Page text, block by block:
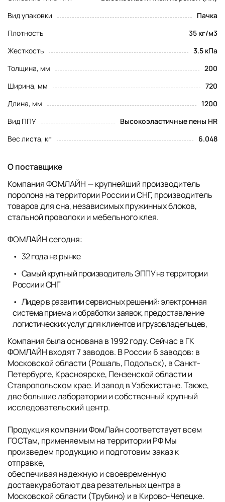
Вид упаковки
Пачка
Плотность
35 кг/м3
Жесткость
3.5 кПа
Толщина, мм
200
Ширина, мм
720
Длина, мм
1200
Вид ППУ
Высокоэластичные пены HR
Вес листа, кг
6.048
О поставщике
Компания ФОМЛАЙН — крупнейший производитель
поролона на территории России и СНГ, производитель
товаров для сна, независимых пружинных блоков,
стальной проволоки и мебельного клея.
ФОМЛАЙН сегодня:
32 года на рынке
Самый крупный производитель ЭППУ на территории
России и СНГ
Лидер в развитии сервисных решений: электронная
система приема и обработки заявок, предоставление
логистических услуг для клиентов и грузовладельцев,
Компания была основана в 1992 году. Сейчас в ГК
ФОМЛАЙН входят 7 заводов. В России 6 заводов: в
Московской области (Рошаль, Подольск), в Санкт-
Петербурге, Красноярске, Пензенской области и
Ставропольском крае. И завод в Узбекистане. Также,
две большие лаборатории и собственный крупный
исследовательский центр.
Продукция компании ФомЛайн соответствует всем
ГОСТам, применяемым на территории РФ Мы
произведем продукцию и подготовим заказ к
отправке,
обеспечивая надежную и своевременную
доставкуработают два резательных центра в
Московской области (Трубино) и в Кирово-Чепецке.